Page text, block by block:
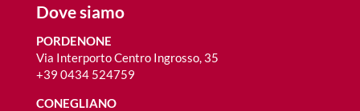
Dove siamo
PORDENONE
Via Interporto Centro Ingrosso, 35
+39 0434 524759
CONEGLIANO